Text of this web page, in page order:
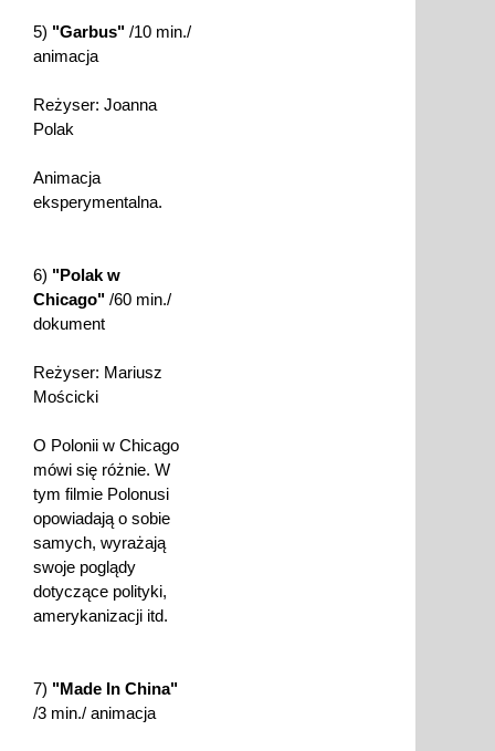
5) "Garbus" /10 min./
animacja
Reżyser: Joanna
Polak
Animacja
eksperymentalna.
6) "Polak w
Chicago" /60 min./
dokument
Reżyser: Mariusz
Mościcki
O Polonii w Chicago
mówi się różnie. W
tym filmie Polonusi
opowiadają o sobie
samych, wyrażają
swoje poglądy
dotyczące polityki,
amerykanizacji itd.
7) "Made In China"
/3 min./ animacja